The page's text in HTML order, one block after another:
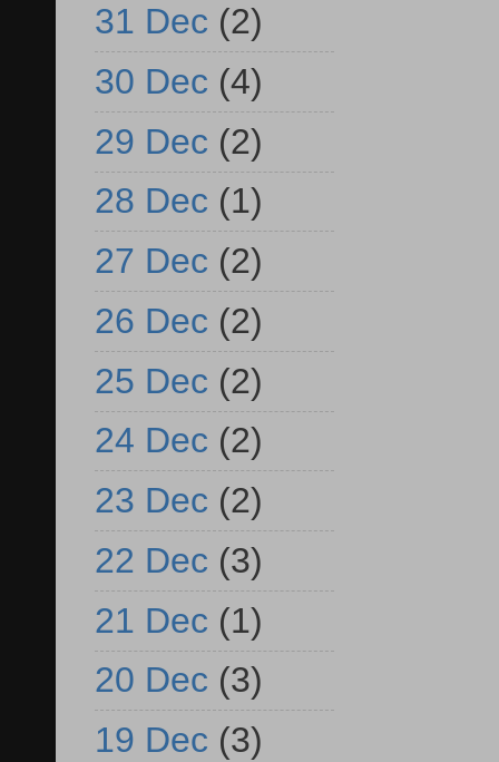
31 Dec (2)
30 Dec (4)
29 Dec (2)
28 Dec (1)
27 Dec (2)
26 Dec (2)
25 Dec (2)
24 Dec (2)
23 Dec (2)
22 Dec (3)
21 Dec (1)
20 Dec (3)
19 Dec (3)